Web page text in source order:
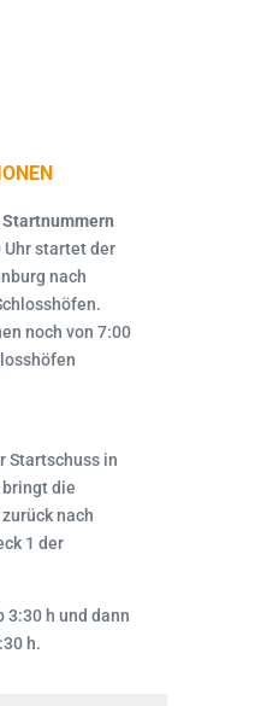
Uhr startet der
nach
noch von 7:00
Startschuss in
bringt die
nach
1 der
3:30 h und dann
h.